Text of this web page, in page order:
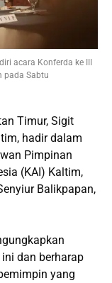
acara Konferda ke III
pada Sabtu
Timur, Sigit
hadir dalam
Pimpinan
(KAI) Kaltim,
Balikpapan,
dan berharap
yang